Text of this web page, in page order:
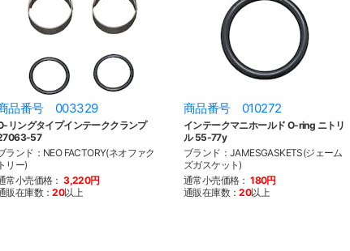
品番号 003329
リングタイプインテーククランプ
57
ランド：NEO FACTORY(ネオファク
トリー)
常小売価格： 3,220円
販在庫数：20以上
商品番号 010272
インテークマニホールド O-ring ニトリ
ル 55-77y
ブランド：JAMESGASKETS(ジェーム
ズガスケット)
通常小売価格： 180円
通販在庫数：20以上